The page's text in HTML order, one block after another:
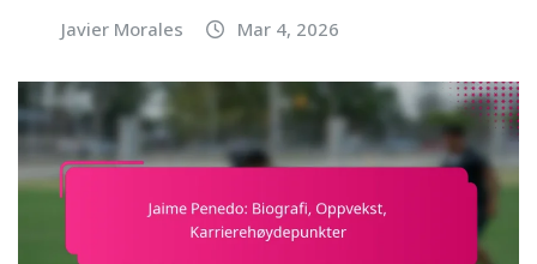
Javier Morales Mar 4, 2026